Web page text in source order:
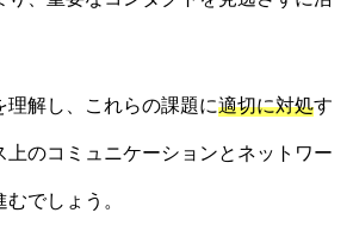
理解し、これらの課題に適切に対処す
上のコミュニケーションとネットワー
でしょう。